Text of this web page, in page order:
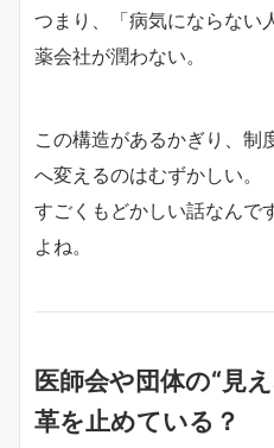
つまり、「病気にならない
薬会社が潤わない。
この構造があるかぎり、制
へ変えるのはむずかしい。
すごくもどかしい話なんで
よね。
医師会や団体の“見
革を止めている？